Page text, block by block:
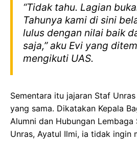
“Tidak tahu. Lagian
Tahunya kami di sini
lulus dengan nilai baik
saja,” aku Evi yang
mengikuti UAS.
Sementara itu jajaran Staf
yang sama. Dikatakan Kepala
Alumni dan Hubungan Lembaga
Unras, Ayatul Ilmi, ia tidak ingin